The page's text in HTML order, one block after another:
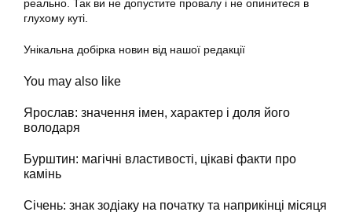
реально. Так ви не допустите провалу і не опинитеся в
глухому куті.
Унікальна добірка новин від нашої редакції
You may also like
Ярослав: значення імен, характер і доля його
володаря
Бурштин: магічні властивості, цікаві факти про
камінь
Січень: знак зодіаку на початку та наприкінці місяця